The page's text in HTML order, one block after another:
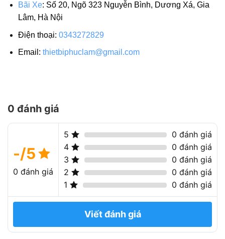
Bãi Xe: Số 20, Ngõ 323 Nguyễn Bình, Dương Xá, Gia
Lâm, Hà Nội
Điện thoại: 0343272829
Email: thietbiphuclam@gmail.com
0 đánh giá
-/5
0 đánh giá
5
0 đánh giá
4
0 đánh giá
3
0 đánh giá
2
0 đánh giá
1
0 đánh giá
Viết đánh giá